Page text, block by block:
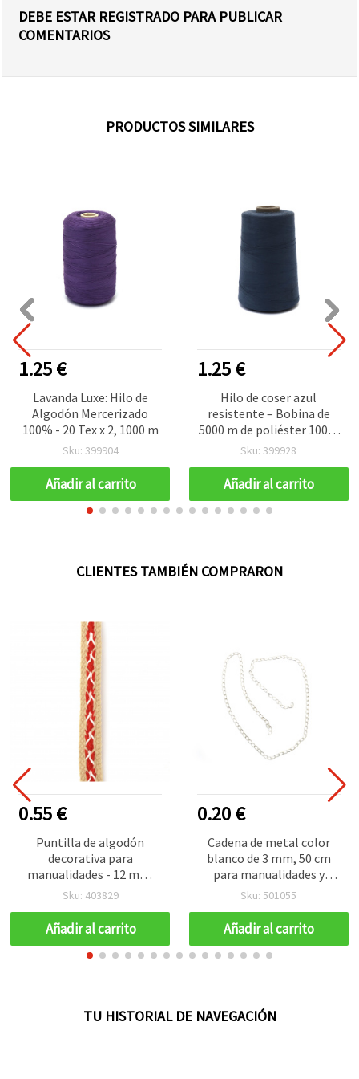
DEBE ESTAR REGISTRADO PARA PUBLICAR
COMENTARIOS
PRODUCTOS SIMILARES
1.25 €
Lavanda Luxe: Hilo de
Algodón Mercerizado
100% - 20 Tex x 2, 1000 m
Sku: 399904
Añadir al carrito
1.25 €
Hilo de coser azul
resistente – Bobina de
5000 m de poliéster 100%
para resultados
Sku: 399928
Añadir al carrito
CLIENTES TAMBIÉN COMPRARON
0.55 €
Puntilla de algodón
decorativa para
manualidades - 12 mm,
beige con rayas rojas, 1 m
Sku: 403829
Añadir al carrito
0.20 €
Cadena de metal color
blanco de 3 mm, 50 cm
para manualidades y
bisutería
Sku: 501055
Añadir al carrito
TU HISTORIAL DE NAVEGACIÓN